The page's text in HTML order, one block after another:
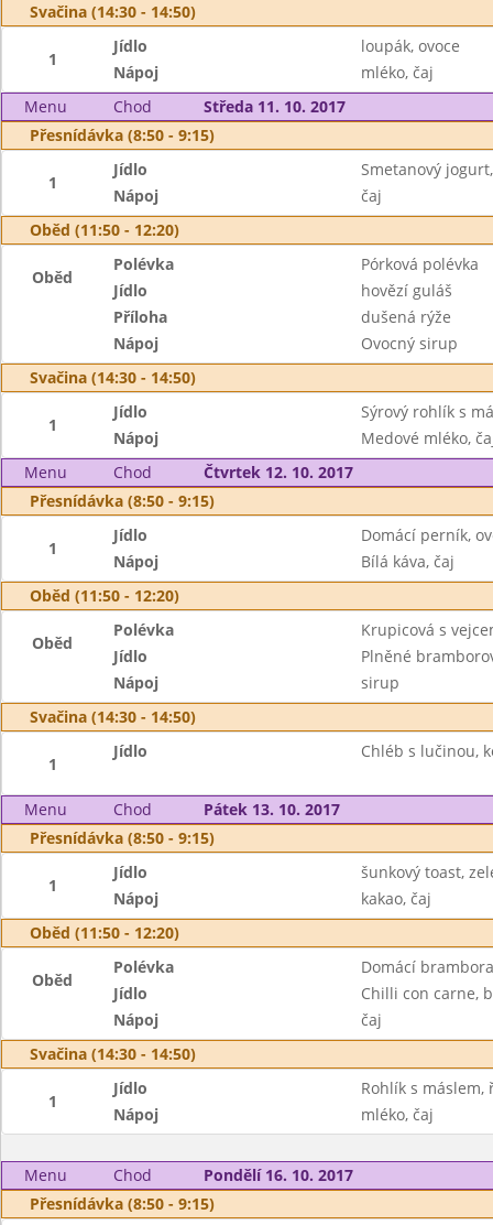
Svačina (14:30 - 14:50)
1
Jídlo
loupák, ovoce
Nápoj
mléko, čaj
Menu
Chod
Středa 11. 10. 2017
Přesnídávka (8:50 - 9:15)
1
Jídlo
Smetanový
Nápoj
čaj
Oběd (11:50 - 12:20)
Oběd
Polévka
Pórková polévka
Jídlo
hovězí guláš
Příloha
dušená rýže
Nápoj
Ovocný sirup
Svačina (14:30 - 14:50)
1
Jídlo
Sýrový rohlík s
Nápoj
Medové mléko,
Menu
Chod
Čtvrtek 12. 10. 2017
Přesnídávka (8:50 - 9:15)
1
Jídlo
Domácí perník,
Nápoj
Bílá káva, čaj
Oběd (11:50 - 12:20)
Oběd
Polévka
Krupicová s
Jídlo
Plněné
Nápoj
sirup
Svačina (14:30 - 14:50)
1
Jídlo Chléb s lučinou,
Menu Chod
Pátek 13. 10. 2017
Přesnídávka (8:50 - 9:15)
1
Jídlo
šunkový toast,
Nápoj
kakao, čaj
Oběd (11:50 - 12:20)
Oběd
Polévka
Domácí
Jídlo
Chilli con carne,
Nápoj
čaj
Svačina (14:30 - 14:50)
1
Jídlo
Rohlík s máslem,
Nápoj
mléko, čaj
Menu Chod
Pondělí 16. 10. 2017
Přesnídávka (8:50 - 9:15)